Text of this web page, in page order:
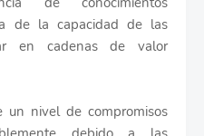
de la capacidad de las
en cadenas de valor
nivel de compromisos